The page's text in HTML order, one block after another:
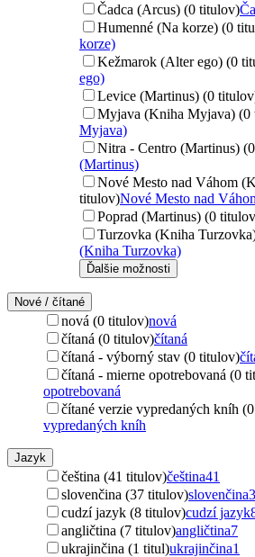
Čadca (Arcus) (0 titulov)
Humenné (Na korze) (0
korze)
Kežmarok (Alter ego) (0
ego)
Levice (Martinus) (0
Myjava (Kniha Myjava) (0
Myjava)
Nitra - Centro (Martinus)
(Martinus)
Nové Mesto nad Váhom
titulov)Nové Mesto nad
Poprad (Martinus) (0
Turzovka (Kniha
(Kniha Turzovka)
Ďalšie možnosti
Nové / čítané
nová (0 titulov)nová
čítaná (0 titulov)čítaná
čítaná - výborný stav (0 titulov)
čítaná - mierne opotrebovaná (0
opotrebovaná
čítané verzie vypredaných kníh
vypredaných kníh
Jazyk
čeština (41 titulov)čeština41
slovenčina (37 titulov)slovenčina
cudzí jazyk (8 titulov)cudzí jazyk
angličtina (7 titulov)angličtina7
ukrajinčina (1 titul)ukrajinčina1